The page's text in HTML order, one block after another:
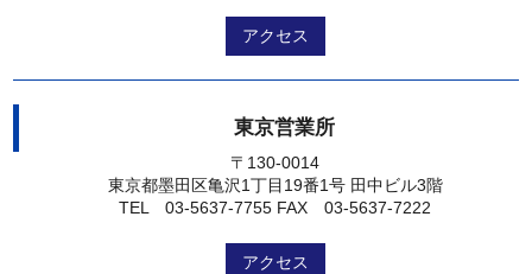
アクセス
東京営業所
〒130-0014
東京都墨田区亀沢1丁目19番1号 田中ビル3階
TEL 03-5637-7755 FAX 03-5637-7222
アクセス